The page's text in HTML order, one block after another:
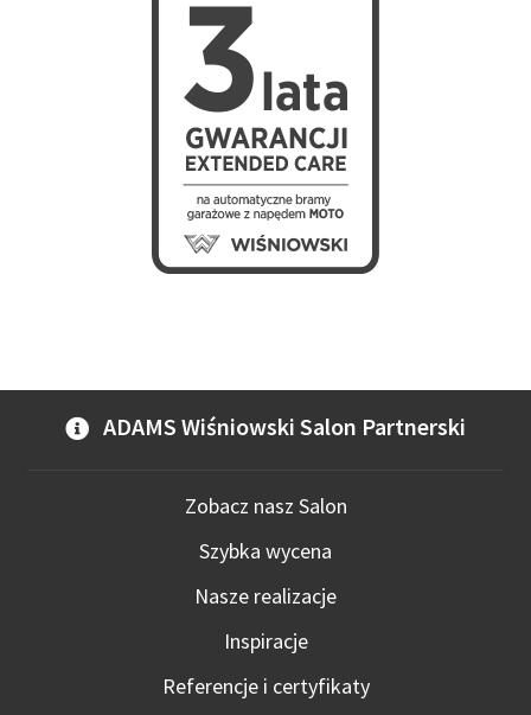
ADAMS Wiśniowski Salon Partnerski
Zobacz nasz Salon
Szybka wycena
Nasze realizacje
Inspiracje
Referencje i certyfikaty